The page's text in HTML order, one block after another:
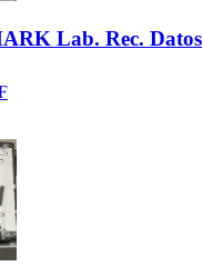
Lab. Rec. Datos